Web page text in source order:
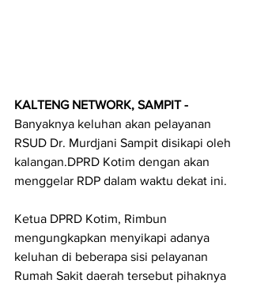
KALTENG NETWORK, SAMPIT -
Banyaknya keluhan akan pelayanan
RSUD Dr. Murdjani Sampit disikapi oleh
kalangan.DPRD Kotim dengan akan
menggelar RDP dalam waktu dekat ini.
Ketua DPRD Kotim, Rimbun
mengungkapkan menyikapi adanya
keluhan di beberapa sisi pelayanan
Rumah Sakit daerah tersebut pihaknya